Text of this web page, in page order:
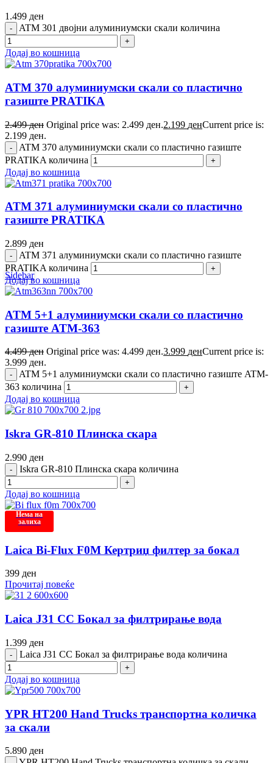
1.499 ден
ATM 301 двојни алуминиумски скали количина
Додај во кошница
ATM 370 алуминиумски скали со пластично
газиште PRATIKA
2.499ден Original price was: 2.499 ден.2.199 денCurrent price is:
2.199 ден.
ATM 370 алуминиумски скали со пластично газиште
PRATIKA количина
Додај во кошница
ATM 371 алуминиумски скали со пластично
газиште PRATIKA
2.899 ден
ATM 371 алуминиумски скали со пластично газиште
PRATIKA количина
Додај во кошница
ATM 5+1 алуминиумски скали со пластично
газиште ATM-363
4.499ден Original price was: 4.499 ден.3.999 денCurrent price is:
3.999 ден.
ATM 5+1 алуминиумски скали со пластично газиште ATM-
363 количина
Додај во кошница
Iskra GR-810 Плинска скара
2.990 ден
Iskra GR-810 Плинска скара количина
Додај во кошница
Нема на
залиха
Laica Bi-Flux F0M Кертриџ филтер за бокал
399 ден
Прочитај повеќе
Laica J31 CC Бокал за филтрирање вода
1.399 ден
Laica J31 CC Бокал за филтрирање вода количина
Додај во кошница
YPR HT200 Hand Trucks транспортна количка
за скали
5.890 ден
Sidebar